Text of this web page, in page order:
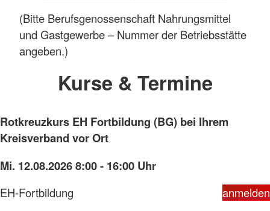
(Bitte Berufsgenossenschaft Nahrungsmittel
und Gastgewerbe – Nummer der Betriebsstätte
angeben.)
Kurse & Termine
Rotkreuzkurs EH Fortbildung (BG) bei Ihrem
Kreisverband vor Ort
Mi. 12.08.2026 8:00 - 16:00 Uhr
EH-Fortbildung
anmelden